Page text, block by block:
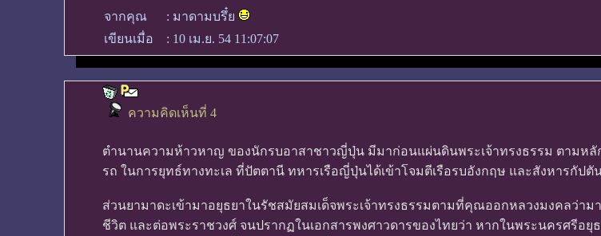
จากคุณ : มาดามบรึ๋ย
เขียนเมื่อ
: 10 เม.ย. 54 11:07:07
ความคิดเห็นที่ 4
ตำนานความห้าวหาญ ของนักรบอาสาชาวญี่ปุ่น มีมาก่อนแผ่นดินพระเจ้าทรงธรรม ตามห
รถ ในการยุทธ์ทางทะเล ที่ปัตตานี ทหารเรือญี่ปุ่นได้เข้าโจมตีเรือรบอังกฤษ และสังหารกั
ส่วนยามาดะเข้ามาอยุธยาในรัชสมัยสมเด็จพระเจ้าทรงธรรมตามที่คุณออกหลวงมงคลว่
ชีวิต และต่อพระราชวงศ์ จนปรากฏในเอกสารพงศาวดารของไทยว่า หากในพระนครศรี